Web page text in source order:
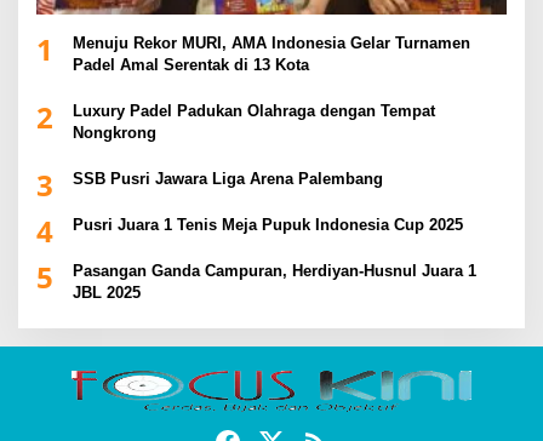
1
Menuju Rekor MURI, AMA Indonesia Gelar Turnamen
Padel Amal Serentak di 13 Kota
2
Luxury Padel Padukan Olahraga dengan Tempat
Nongkrong
3 SSB Pusri Jawara Liga Arena Palembang
4 Pusri Juara 1 Tenis Meja Pupuk Indonesia Cup 2025
5
Pasangan Ganda Campuran, Herdiyan-Husnul Juara 1
JBL 2025